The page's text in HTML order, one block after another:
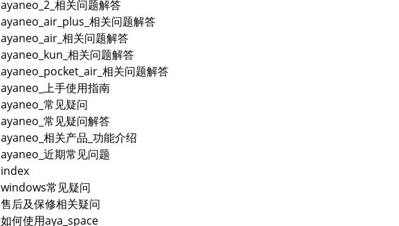
ayaneo_2_相关问题解答
ayaneo_air_plus_相关问题解答
ayaneo_air_相关问题解答
ayaneo_kun_相关问题解答
ayaneo_pocket_air_相关问题解答
ayaneo_上手使用指南
ayaneo_常见疑问
ayaneo_常见疑问解答
ayaneo_相关产品_功能介绍
ayaneo_近期常见问题
index
windows常见疑问
售后及保修相关疑问
如何使用aya_space